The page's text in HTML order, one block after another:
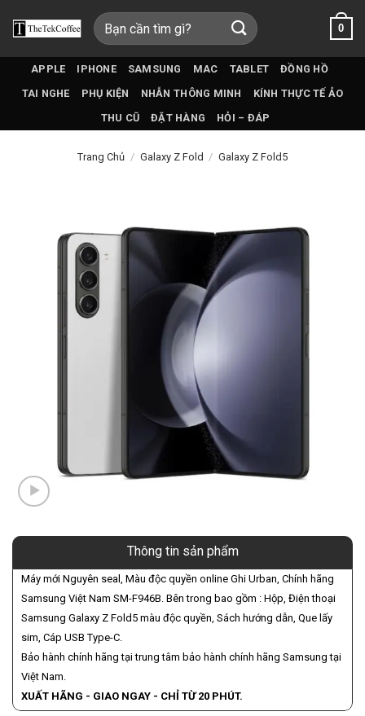
qua
Tìm
kiếm:
0
APPLE IPHONE SAMSUNG MAC TABLET
ĐỒNG HỒ
TAI NGHE
PHỤ KIỆN NHẪN THÔNG MINH
KÍNH THỰC TẾ ẢO
THU CŨ
ĐẶT HÀNG HỎI – ĐÁP
Trang Chủ / Galaxy Z Fold / Galaxy Z Fold5
Thông tin sản phẩm
Máy mới Nguyên seal, Màu độc quyền online Ghi Urban, Chính hãng
Samsung Việt Nam SM-F946B. Bên trong bao gồm : Hộp, Điện thoại
Samsung Galaxy Z Fold5 màu độc quyền, Sách hướng dẫn, Que lấy
sim, Cáp USB Type-C.
Bảo hành chính hãng tại trung tâm bảo hành chính hãng Samsung tại
Việt Nam.
XUẤT HÃNG - GIAO NGAY - CHỈ TỪ 20 PHÚT.